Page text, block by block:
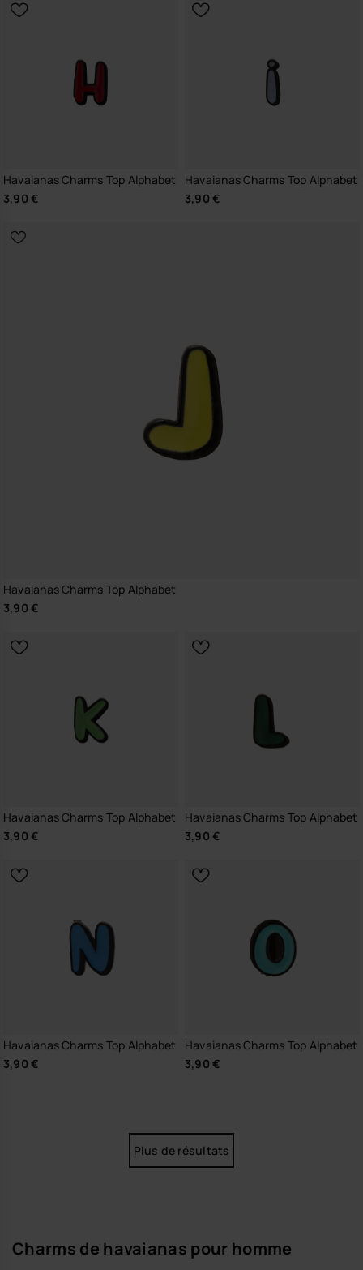
Havaianas Charms Top Alphabet
3,90 €
Havaianas Charms Top Alphabet
3,90 €
Havaianas Charms Top Alphabet
3,90 €
Havaianas Charms Top Alphabet
3,90 €
Havaianas Charms Top Alphabet
3,90 €
Havaianas Charms Top Alphabet
3,90 €
Havaianas Charms Top Alphabet
3,90 €
Plus de résultats
Charms de havaianas pour homme